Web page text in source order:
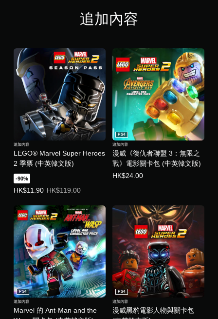
追加內容
LEGO® Marvel Super Heroes
2 季票 (中英韓文版)
追加內容
-90%
HK$11.90
優惠價HK$11.90。原價HK$119.00。
HK$119.00
漫威《復仇者聯盟 3：無限之
戰》電影關卡包 (中英韓文版)
PS4
追加內容
HK$24.00
Marvel 的 Ant-Man and the
PS4
追加內容
漫威黑豹電影人物與關卡包
PS4
追加內容